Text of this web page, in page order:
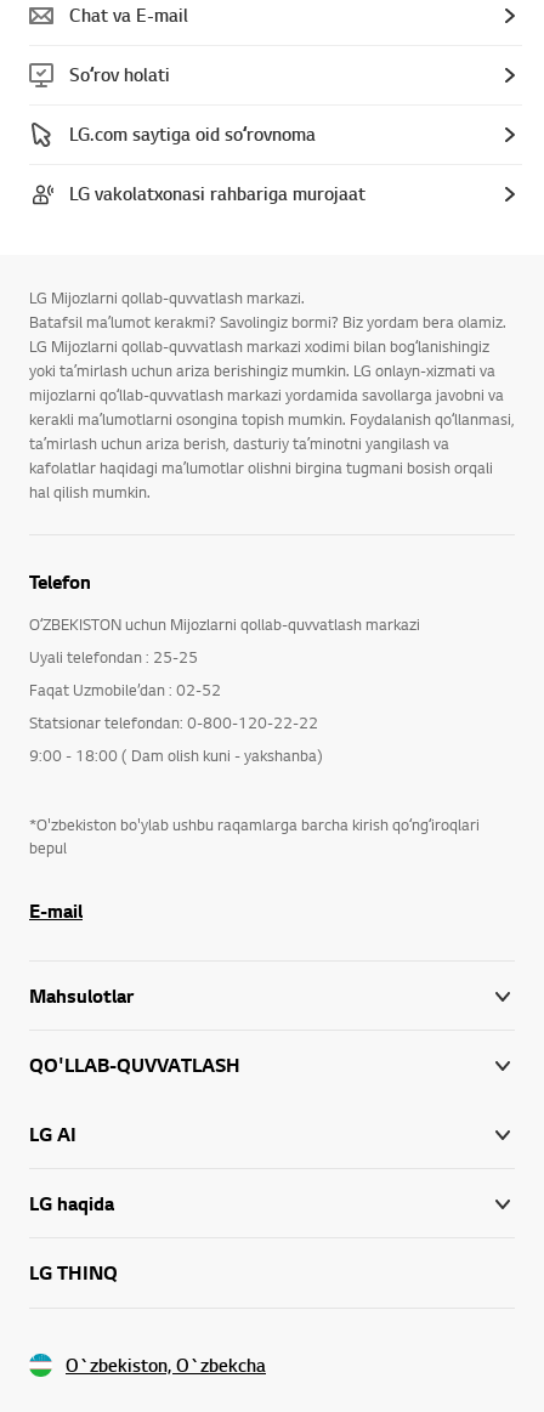
Chat va E-mail
Soʻrov holati
LG.com saytiga oid soʻrovnoma
LG vakolatxonasi rahbariga murojaat
LG Mijozlarni qollab-quvvatlash markazi.
Batafsil maʼlumot kerakmi? Savolingiz bormi? Biz yordam bera olamiz.
LG Mijozlarni qollab-quvvatlash markazi xodimi bilan bogʻlanishingiz
yoki taʼmirlash uchun ariza berishingiz mumkin. LG onlayn-xizmati va
mijozlarni qoʻllab-quvvatlash markazi yordamida savollarga javobni va
kerakli maʼlumotlarni osongina topish mumkin. Foydalanish qoʻllanmasi,
taʼmirlash uchun ariza berish, dasturiy taʼminotni yangilash va
kafolatlar haqidagi maʼlumotlar olishni birgina tugmani bosish orqali
hal qilish mumkin.
Telefon
OʻZBEKISTON uchun Mijozlarni qollab-quvvatlash markazi
Uyali telefondan : 25-25
Faqat Uzmobile’dan : 02-52
Statsionar telefondan: 0-800-120-22-22
9:00 - 18:00 ( Dam olish kuni - yakshanba)
*O'zbekiston bo'ylab ushbu raqamlarga barcha kirish qoʻngʻiroqlari
bepul
E-mail
Mahsulotlar
QO'LLAB-QUVVATLASH
LG AI
LG haqida
LG THINQ
O`zbekiston, O`zbekcha